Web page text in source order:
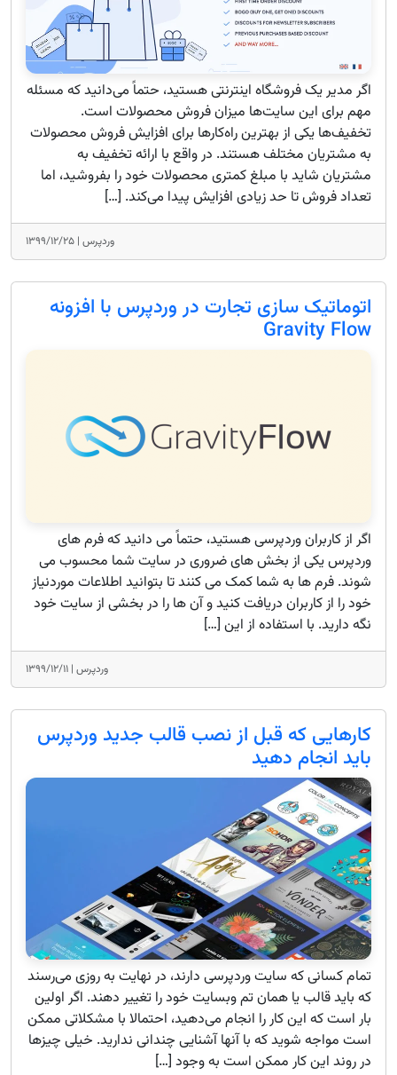
اگر مدیر یک فروشگاه اینترنتی هستید، حتماً می‌دانید که مسئله
مهم برای این سایت‌ها میزان فروش محصولات است.
تخفیف‌ها یکی از بهترین راه‌کارها برای افزایش فروش محصولات
به مشتریان مختلف هستند. در واقع با ارائه تخفیف به
مشتریان شاید با مبلغ کمتری محصولات خود را بفروشید، اما
تعداد فروش تا حد زیادی افزایش پیدا می‌کند. […]
وردپرس | ۱۳۹۹/۱۲/۲۵
اتوماتیک سازی تجارت در وردپرس با افزونه
Gravity Flow
اگر از کاربران وردپرسی هستید، حتماً می دانید که فرم های
وردپرس یکی از بخش های ضروری در سایت شما محسوب می
شوند. فرم ها به شما کمک می کنند تا بتوانید اطلاعات موردنیاز
خود را از کاربران دریافت کنید و آن ها را در بخشی از سایت خود
نگه دارید. با استفاده از این […]
وردپرس | ۱۳۹۹/۱۲/۱۱
کارهایی که قبل از نصب قالب جدید وردپرس
باید انجام دهید
تمام کسانی که سایت وردپرسی دارند، در نهایت به روزی می‌رسند
که باید قالب یا همان تم وبسایت خود را تغییر دهند. اگر اولین
بار است که این کار را انجام می‌دهید، احتمالا با مشکلاتی ممکن
است مواجه شوید که با آنها آشنایی چندانی ندارید. خیلی چیزها
در روند این کار ممکن است به وجود […]